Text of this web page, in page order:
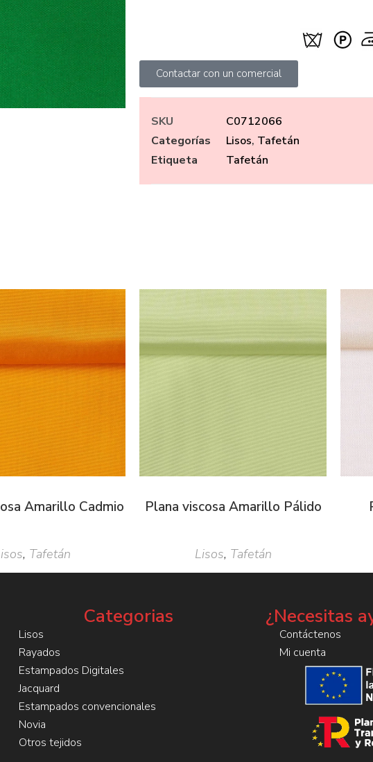
Contactar con un comercial
SKU
C0712066
Categorías
Lisos, Tafetán
Etiqueta
Tafetán
Amarillo Cadmio
, Tafetán
Plana viscosa Amarillo Pálido
Lisos, Tafetán
Categorias
Lisos
Rayados
Estampados Digitales
Jacquard
Estampados convencionales
Novia
Otros tejidos
¿Necesitas
Contáctenos
Mi cuenta